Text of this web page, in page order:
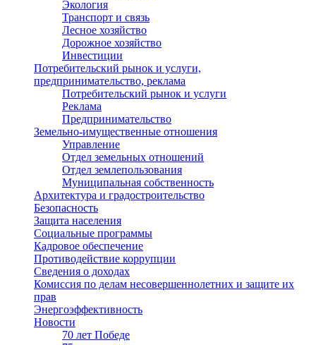
Экология
Транспорт и связь
Лесное хозяйство
Дорожное хозяйство
Инвестиции
Потребительский рынок и услуги,
предпринимательство, реклама
Потребительский рынок и услуги
Реклама
Предпринимательство
Земельно-имущественные отношения
Управление
Отдел земельных отношений
Отдел землепользования
Муниципальная собственность
Архитектура и градостроительство
Безопасность
Защита населения
Социальные программы
Кадровое обеспечение
Противодействие коррупции
Сведения о доходах
Комиссия по делам несовершеннолетних и защите их
прав
Энергоэффективность
Новости
70 лет Победе